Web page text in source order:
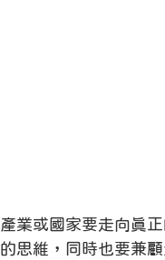
產業或國家要走向真
的思維，同時也要兼